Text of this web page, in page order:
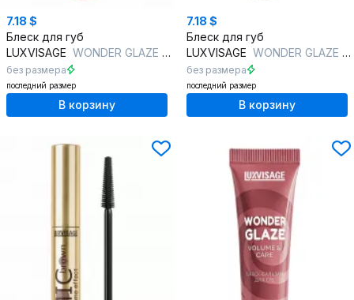
7.18 $
Блеск для губ
LUXVISAGE WONDER GLAZE volume & care 101 COTTON CANDY
без размера
последний размер
В корзину
7.18 $
Блеск для губ
LUXVISAGE WONDER GLAZE volume & care 106 BROWNIE
без размера
последний размер
В корзину